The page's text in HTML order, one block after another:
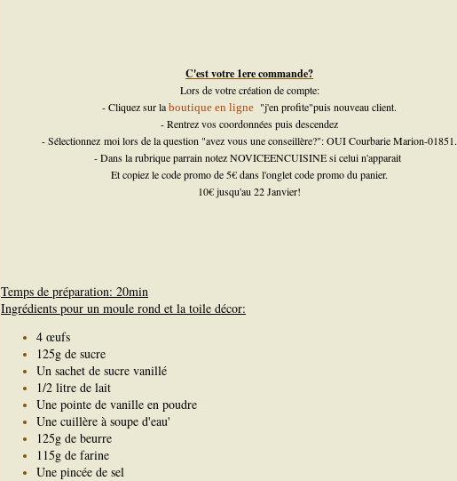
C'est votre 1ere commande?
Lors de votre création de compte:
- Cliquez sur la boutique en ligne "j'en profite"puis nouveau client.
- Rentrez vos coordonnées puis descendez
- Sélectionnez moi lors de la question "avez vous une conseillère?": OUI Courbarie Marion-01851.
- Dans la rubrique parrain notez NOVICEENCUISINE si celui n'apparait
Et copiez le code promo de 5€ dans l'onglet code promo du panier.
10€ jusqu'au 22 Janvier!
Temps de préparation: 20min
Ingrédients pour un moule rond et la toile décor:
4 œufs
125g de sucre
Un sachet de sucre vanillé
1/2 litre de lait
Une pointe de vanille en poudre
Une cuillère à soupe d'eau'
125g de beurre
115g de farine
Une pincée de sel